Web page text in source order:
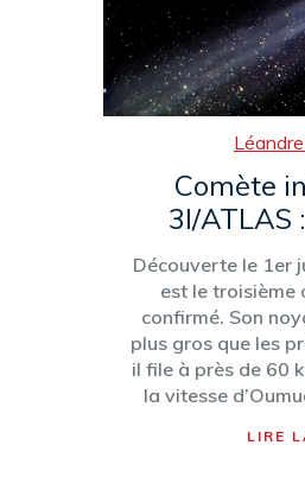
Comète
3I/ATLAS
grande
Découverte le 1er
est le troisième
confirmé. Son
plus gros que les
il file à près de 60
la vitesse
rare occasionLIRE